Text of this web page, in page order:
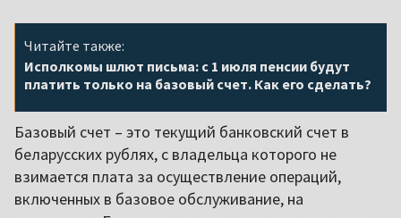
Читайте также:
Исполкомы шлют письма: с 1 июля пенсии будут
платить только на базовый счет. Как его сделать?
Базовый счет – это текущий банковский счет в
беларусских рублях, с владельца которого не
взимается плата за осуществление операций,
включенных в базовое обслуживание, на